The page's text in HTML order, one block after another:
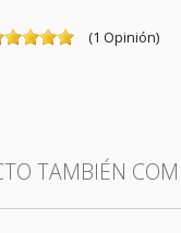
(1 Opinión)
TAMBIÉN